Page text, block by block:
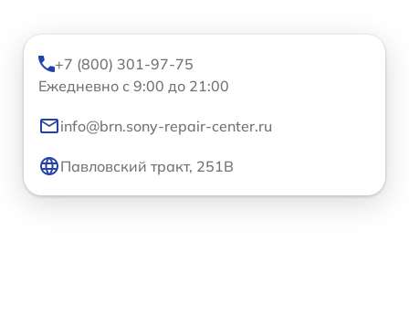
+7 (800) 301-97-75
Ежедневно с 9:00 до 21:00
info@brn.sony-repair-center.ru
Павловский тракт, 251В